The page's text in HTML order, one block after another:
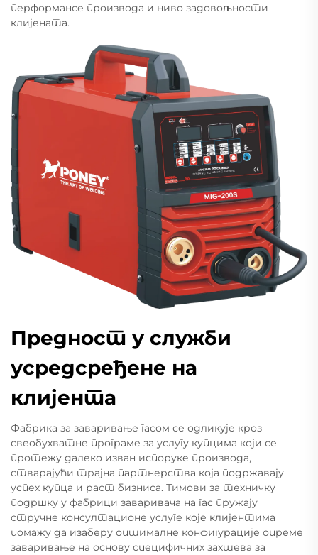
перформансе производа и ниво задовољности
клијената.
Предност у служби
усредсређене на
клијента
Фабрика за заваривање гасом се одликује кроз
свеобухватне програме за услугу купцима који се
протежу далеко изван испоруке производа,
стварајући трајна партнерства која подржавају
успех купца и раст бизниса. Тимови за техничку
подршку у фабрици заваривача на гас пружају
стручне консултационе услуге које клијентима
помажу да изаберу оптималне конфигурације опреме
заваривање на основу специфичних захтева за